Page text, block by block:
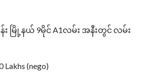
န်း မြို့နယ် 9မိုင် A1လမ်း အနီးတွင် လမ်း
Lakhs (nego)